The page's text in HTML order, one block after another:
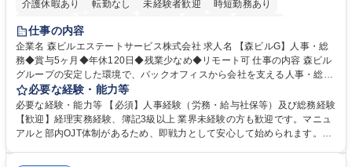
介護休暇あり
転勤なし 未経験者歓迎
時短勤務あり
経験者歓迎
完全週休2日制
交通費支給 長期歓迎 駅近5分以内 土日祝休み
仕事の内容
企業名 森ビルエステートサービス株式会社 求人名 【森ビルG】人事・総
務◆賞与5ヶ月◆年休120日◆残業少なめ◆リモート可 仕事の内容 森ビル
グループの安定した環境で、バックオフィスから会社を支える人事・総務
をお任せします。 労務と総務の業務をバランスよく担当し、ゆくゆくは制
度改定などのコア業務にも挑戦できる、やりがいある環境です。 ■勤怠管
理、給与計算、社会保険手続き、年末調整等の労務管理全般 ■入退社手続
き、社内規定の改定や人事制度改定などのコア業務 ■社内イベントの企画
必要な経験・能力等
必要な経験・能力等 【必須】人事経験（労務・給与社保等）及び総務経験
【歓迎】経理実務経験、簿記3級以上 業界未経験の方も歓迎です。マニュ
アルと部内OJT体制があるため、即戦力として安心して始められます。